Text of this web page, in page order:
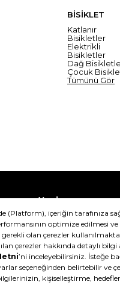
BİSİKLET
Katlanır
Bisikletler
Elektrikli
Bisikletler
Dağ
Çocuk
Tümünü Gör
Yardım
Teslimat
Şartlar &
Hakkımızda